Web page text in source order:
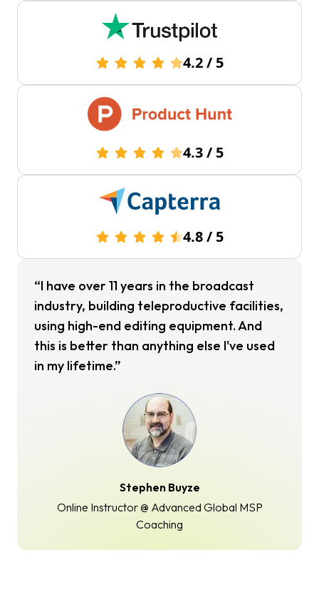
4.2/ 5
4.3/ 5
4.8/ 5
“I have over 11 years in the broadcast
industry, building teleproductive facilities,
using high-end editing equipment. And
this is better than anything else I've used
in my lifetime.”
Stephen Buyze
Online Instructor @ Advanced Global MSP
Coaching